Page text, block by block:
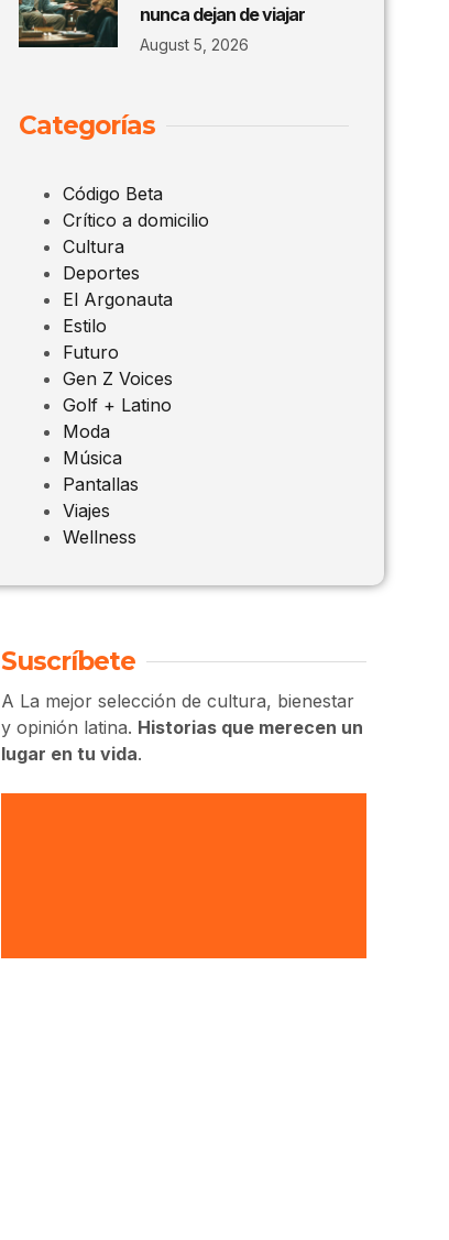
nunca dejan de viajar
August 5, 2026
Categorías
Código Beta
Crítico a domicilio
Cultura
Deportes
El Argonauta
Estilo
Futuro
Gen Z Voices
Golf + Latino
Moda
Música
Pantallas
Viajes
Wellness
Suscríbete
A La mejor selección de cultura, bienestar
y opinión latina. Historias que merecen un
lugar en tu vida.